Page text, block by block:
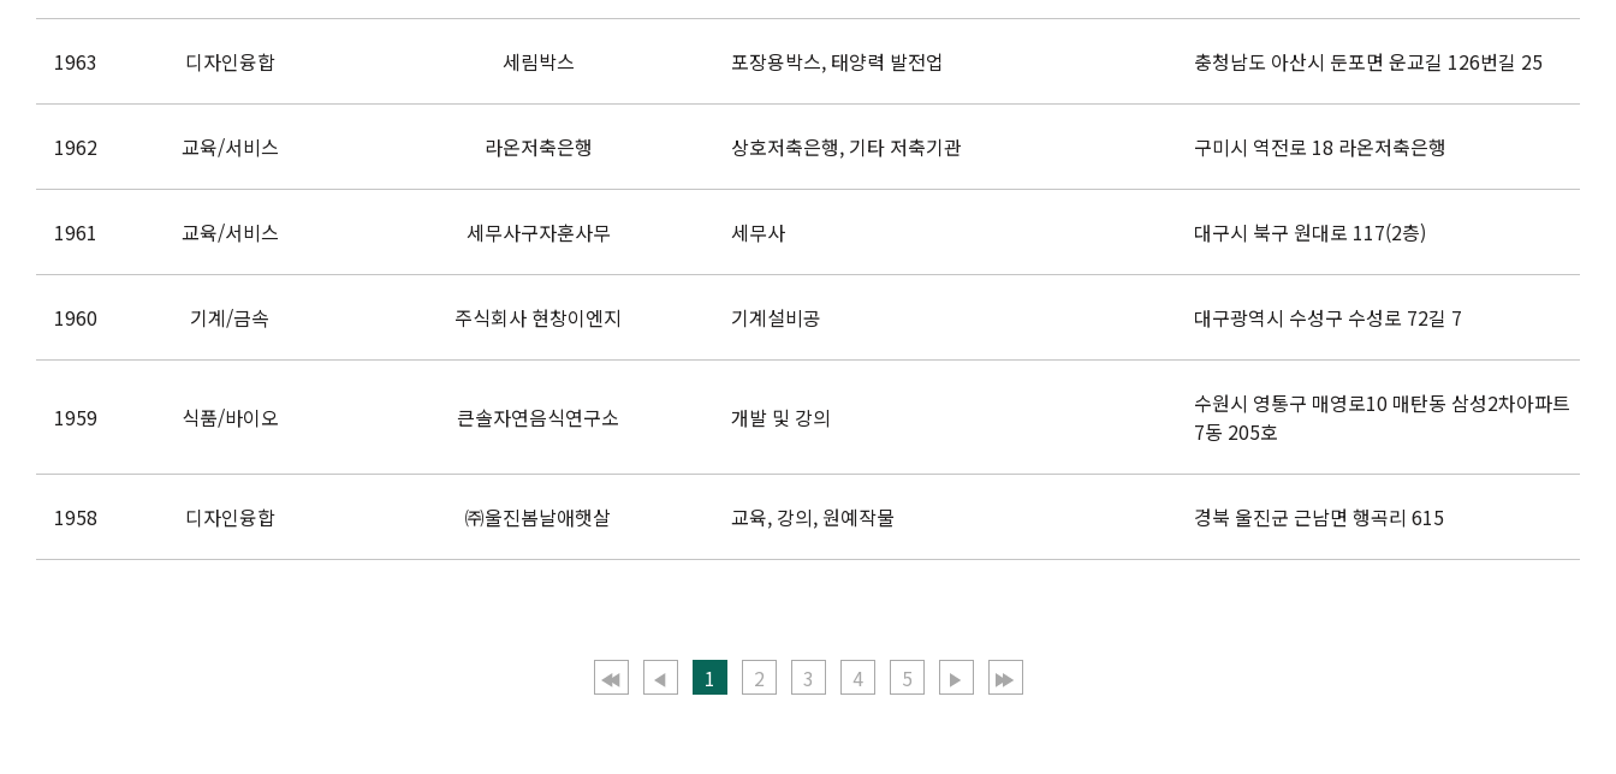
1963 디자인융합 세림박스 포장용박스, 태양력 발전업 충청남도 아산시 둔포면 운교길 126번길 25
1962 교육/서비스 라온저축은행 상호저축은행, 기타 저축기관 구미시 역전로 18 라온저축은행
1961 교육/서비스 세무사구자훈사무 세무사 대구시 북구 원대로 117(2층)
1960 기계/금속 주식회사 현창이엔지 기계설비공 대구광역시 수성구 수성로 72길 7
1959 식품/바이오 큰솔자연음식연구소 개발 및 강의
수원시 영통구 매영로10 매탄동 삼성2차아파트
7동 205호
1958 디자인융합 ㈜울진봄날애햇살 교육, 강의, 원예작물 경북 울진군 근남면 행곡리 615
1 2 3 4 5